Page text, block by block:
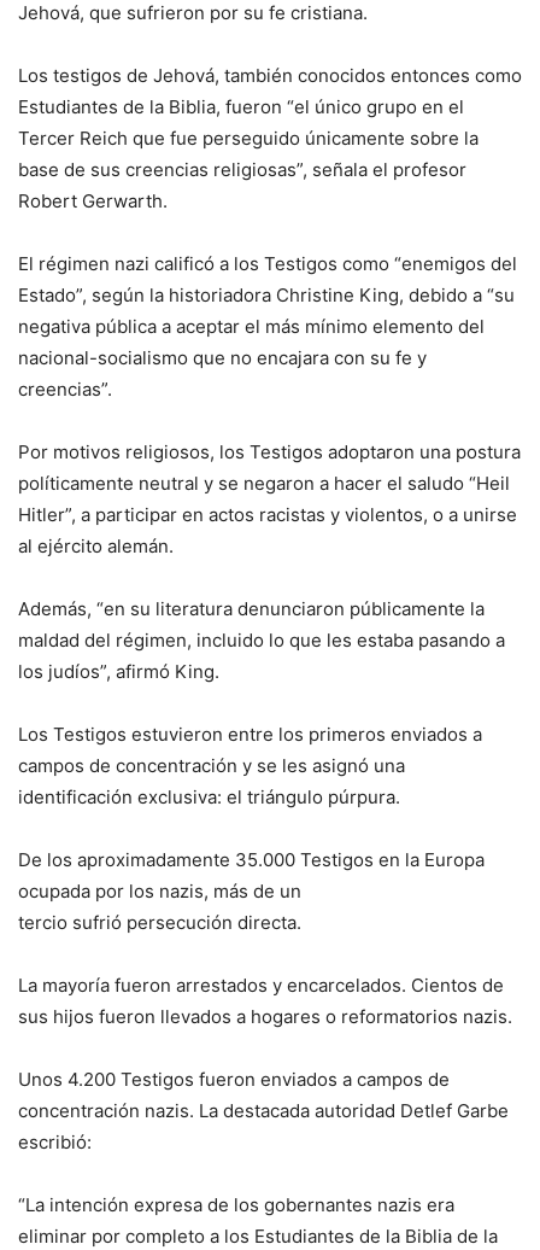
Jehová, que sufrieron por su fe cristiana.
Los testigos de Jehová, también conocidos entonces como
Estudiantes de la Biblia, fueron “el único grupo en el
Tercer Reich que fue perseguido únicamente sobre la
base de sus creencias religiosas”, señala el profesor
Robert Gerwarth.
El régimen nazi calificó a los Testigos como “enemigos del
Estado”, según la historiadora Christine King, debido a “su
negativa pública a aceptar el más mínimo elemento del
nacional-socialismo que no encajara con su fe y
creencias”.
Por motivos religiosos, los Testigos adoptaron una postura
políticamente neutral y se negaron a hacer el saludo “Heil
Hitler”, a participar en actos racistas y violentos, o a unirse
al ejército alemán.
Además, “en su literatura denunciaron públicamente la
maldad del régimen, incluido lo que les estaba pasando a
los judíos”, afirmó King.
Los Testigos estuvieron entre los primeros enviados a
campos de concentración y se les asignó una
identificación exclusiva: el triángulo púrpura.
De los aproximadamente 35.000 Testigos en la Europa
ocupada por los nazis, más de un
tercio sufrió persecución directa.
La mayoría fueron arrestados y encarcelados. Cientos de
sus hijos fueron llevados a hogares o reformatorios nazis.
Unos 4.200 Testigos fueron enviados a campos de
concentración nazis. La destacada autoridad Detlef Garbe
escribió:
“La intención expresa de los gobernantes nazis era
eliminar por completo a los Estudiantes de la Biblia de la